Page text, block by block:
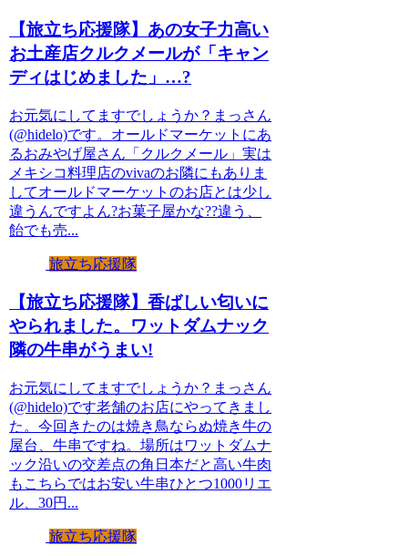
【旅立ち応援隊】あの女子力高い
お土産店クルクメールが「キャン
ディはじめました」…?
お元気にしてますでしょうか？まっさん
(@hidelo)です。オールドマーケットにあ
るおみやげ屋さん「クルクメール」実は
メキシコ料理店のvivaのお隣にもありま
してオールドマーケットのお店とは少し
違うんですよん?お菓子屋かな??違う、
飴でも売...
旅立ち応援隊
【旅立ち応援隊】香ばしい匂いに
やられました。ワットダムナック
隣の牛串がうまい!
お元気にしてますでしょうか？まっさん
(@hidelo)です老舗のお店にやってきまし
た。今回きたのは焼き鳥ならぬ焼き牛の
屋台、牛串ですね。場所はワットダムナ
ック沿いの交差点の角日本だと高い牛肉
もこちらではお安い牛串ひとつ1000リエ
ル、30円...
旅立ち応援隊